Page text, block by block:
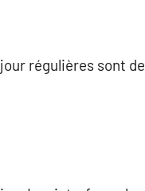
régulières sont